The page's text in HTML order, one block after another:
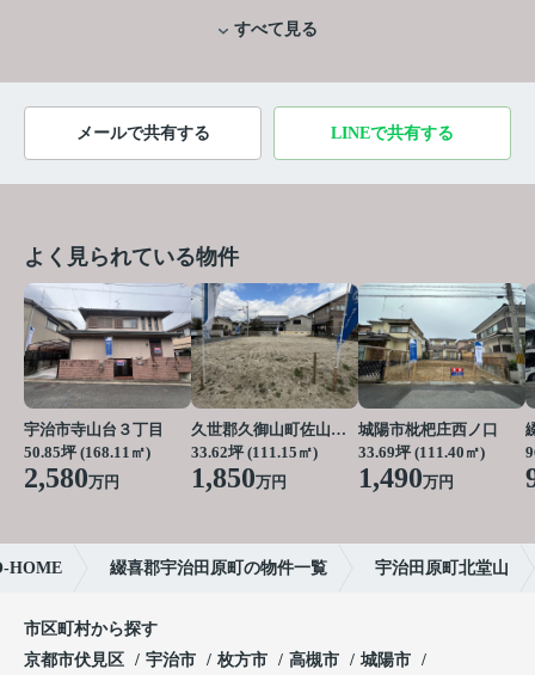
すべて見る
メールで共有する LINEで共有する
よく見られている物件
宇治市寺山台３丁目
50.85坪 (168.11㎡)
2,580万円
久世郡久御山町佐山栗ノ脇
33.62坪 (111.15㎡)
1,850万円
城陽市枇杷庄西ノ口
33.69坪 (111.40㎡)
1,490万円
HOME 綴喜郡宇治田原町の物件一覧 宇治田原町北堂山
市区町村から探す
京都市伏見区
宇治市 枚方市 高槻市
城陽市